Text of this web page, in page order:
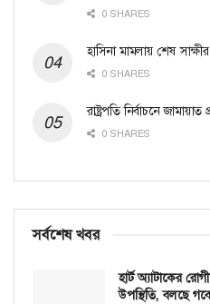
0 SHARES
হাসিনা মামলায় শেষ
0 SHARES
রাষ্ট্রপতি নির্বাচনে
0 SHARES
সর্বশেষ খবর
হার্ট অ্যাটাকের
উপস্থিতি, বলছে